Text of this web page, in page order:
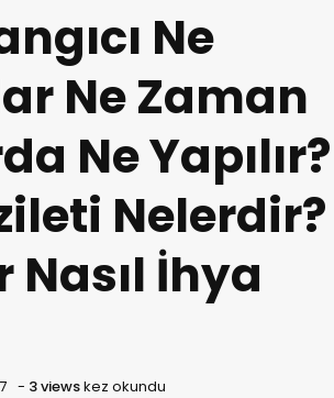
İhya Edilir?
Ne
Ne Zaman
Ne Yapılır?
Nelerdir?
Nasıl İhya
- 3 viewskez okundu